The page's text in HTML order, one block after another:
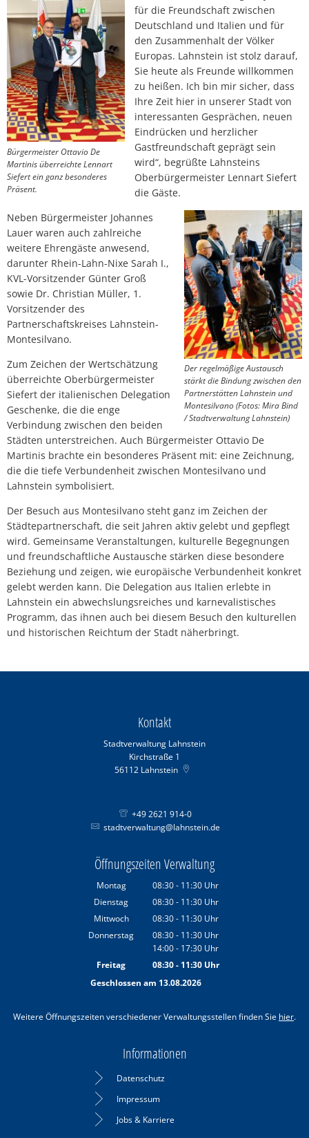
Bürgermeister Ottavio De
Martinis überreichte Lennart
Siefert ein ganz besonderes
Präsent.
für die Freundschaft zwischen
Deutschland und Italien und für
den Zusammenhalt der Völker
Europas. Lahnstein ist stolz darauf,
Sie heute als Freunde willkommen
zu heißen. Ich bin mir sicher, dass
Ihre Zeit hier in unserer Stadt von
interessanten Gesprächen, neuen
Eindrücken und herzlicher
Gastfreundschaft geprägt sein
wird“, begrüßte Lahnsteins
Oberbürgermeister Lennart Siefert
die Gäste.
Der regelmäßige Austausch
stärkt die Bindung zwischen den
Partnerstätten Lahnstein und
Montesilvano (Fotos: Mira Bind
/ Stadtverwaltung Lahnstein)
Neben Bürgermeister Johannes
Lauer waren auch zahlreiche
weitere Ehrengäste anwesend,
darunter Rhein-Lahn-Nixe Sarah I.,
KVL-Vorsitzender Günter Groß
sowie Dr. Christian Müller, 1.
Vorsitzender des
Partnerschaftskreises Lahnstein-
Montesilvano.
Zum Zeichen der Wertschätzung
überreichte Oberbürgermeister
Siefert der italienischen Delegation
Geschenke, die die enge
Verbindung zwischen den beiden
Städten unterstreichen. Auch Bürgermeister Ottavio De
Martinis brachte ein besonderes Präsent mit: eine Zeichnung,
die die tiefe Verbundenheit zwischen Montesilvano und
Lahnstein symbolisiert.
Der Besuch aus Montesilvano steht ganz im Zeichen der
Städtepartnerschaft, die seit Jahren aktiv gelebt und gepflegt
wird. Gemeinsame Veranstaltungen, kulturelle Begegnungen
und freundschaftliche Austausche stärken diese besondere
Beziehung und zeigen, wie europäische Verbundenheit konkret
gelebt werden kann. Die Delegation aus Italien erlebte in
Lahnstein ein abwechslungsreiches und karnevalistisches
Programm, das ihnen auch bei diesem Besuch den kulturellen
und historischen Reichtum der Stadt näherbringt.
Kontakt
Stadtverwaltung Lahnstein
Kirchstraße 1
56112 Lahnstein
+49 2621 914-0
stadtverwaltung@lahnstein.de
Öffnungszeiten Verwaltung
Montag 08:30- 11:30 Uhr
Von 08:30 bis 11:30 Uhr
Dienstag 08:30- 11:30 Uhr
Von 08:30 bis 11:30 Uhr
Mittwoch 08:30- 11:30 Uhr
Von 08:30 bis 11:30 Uhr
Donnerstag 08:30- 11:30 Uhr
Von 08:30 bis 11:30 Uhr
14:00- 17:30 Uhr
Von 14:00 bis 17:30 Uhr
Freitag 08:30- 11:30Uhr
Von 08:30 bis 11:30 Uhr
Geschlossen am 13.08.2026
Weitere Öffnungszeiten verschiedener Verwaltungsstellen finden Sie hier.
Informationen
Datenschutz
Impressum
Jobs & Karriere